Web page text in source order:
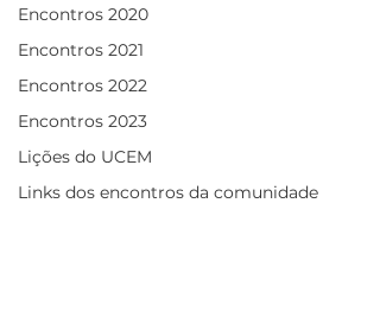
Encontros 2020
Encontros 2021
Encontros 2022
Encontros 2023
Lições do UCEM
Links dos encontros da comunidade
em Milagres” (UCEM)